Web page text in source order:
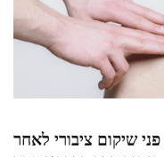
שיקום ציבורי לאחר